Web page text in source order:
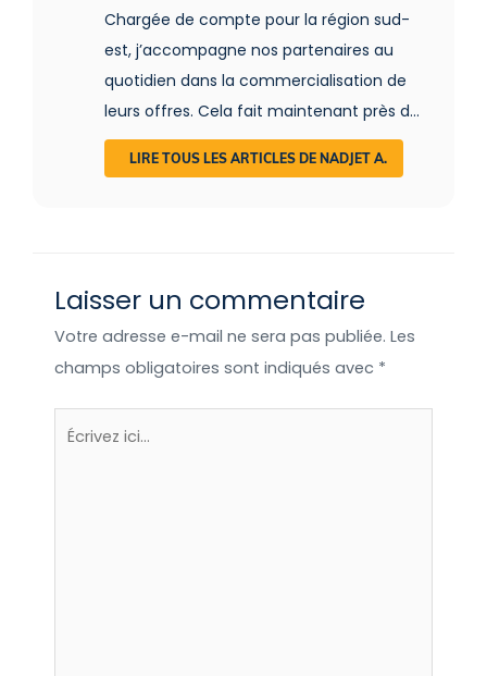
Chargée de compte pour la région sud-
est, j’accompagne nos partenaires au
quotidien dans la commercialisation de
leurs offres. Cela fait maintenant près de
15 ans que je baigne dans le monde du
tourisme et du voyage. C’est d’ailleurs
Québec, tente lodge en Afrique du Sud,
que j’ai plaisir à partager !
LIRE TOUS LES ARTICLES DE NADJET A.
Laisser un commentaire
Votre adresse e-mail ne sera pas publiée. Les
champs obligatoires sont indiqués avec *
Écrivez